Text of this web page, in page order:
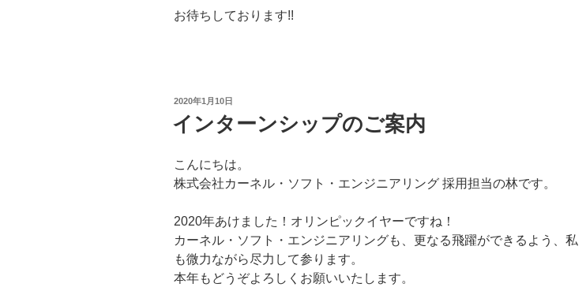
お待ちしております!!
投
日:
2020年1月10日
インターンシップのご案内
こんにちは。
株式会社カーネル・ソフト・エンジニアリング 採用担当の林です。
2020年あけました！オリンピックイヤーですね！
カーネル・ソフト・エンジニアリングも、更なる飛躍ができるよう、私
も微力ながら尽力して参ります。
本年もどうぞよろしくお願いいたします。